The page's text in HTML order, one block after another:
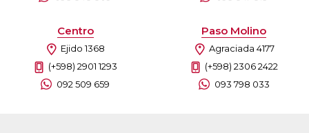
Centro
Ejido 1368
(+598) 2901 1293
092 509 659
Paso Molino
Agraciada 4177
(+598) 2306 2422
093 798 033